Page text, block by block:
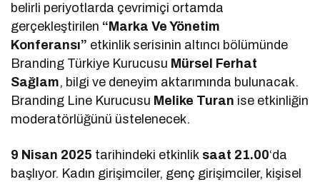
belirli periyotlarda çevrimiçi ortamda
gerçekleştirilen “Marka Ve Yönetim
Konferansı” etkinlik serisinin altıncı bölümünde
Branding Türkiye Kurucusu Mürsel Ferhat
Sağlam, bilgi ve deneyim aktarımında bulunacak.
Branding Line Kurucusu Melike Turan ise etkinliğin
moderatörlüğünü üstelenecek.
9 Nisan 2025 tarihindeki etkinlik saat 21.00‘da
başlıyor. Kadın girişimciler, genç girişimciler, kişisel